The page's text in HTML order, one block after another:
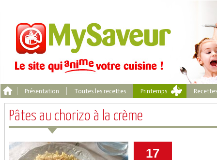
Présentation Toutes les recettes Printemps
Pâtes au chorizo à la crème
17